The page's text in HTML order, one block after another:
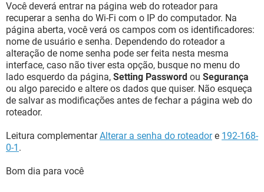
Você deverá entrar na página web do roteador para
recuperar a senha do Wi-Fi com o IP do computador. Na
página aberta, você verá os campos com os identificadores:
nome de usuário e senha. Dependendo do roteador a
alteração de nome senha pode ser feita nesta mesma
interface, caso não tiver esta opção, busque no menu do
lado esquerdo da página, Setting Password ou Segurança
ou algo parecido e altere os dados que quiser. Não esqueça
de salvar as modificações antes de fechar a página web do
roteador.
Leitura complementarAlterar a senha do roteadore 192-168-
0-1 .
Bom dia para você